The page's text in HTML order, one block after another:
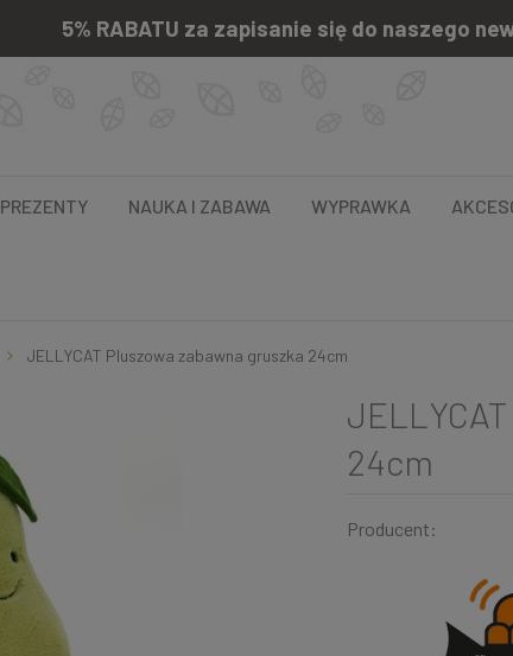
5% RABATU za zapisanie się do naszego
PREZENTY NAUKA I ZABAWA WYPRAWKA
JELLYCAT Pluszowa zabawna gruszka 24cm
24cm
Producent: